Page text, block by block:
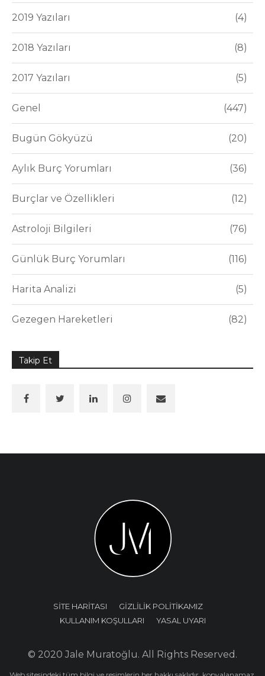
2019 Yazıları 4
2018 Yazıları 8
2017 Yazıları 5
Genel 447
Bugün Gökyüzü 20
Aylık Burç Yorumları 36
Burçlar ve Özellikleri 12
Astroloji Bilgileri 76
Günlük Burç Yorumları 116
Harita Analizi 5
Gezegen Hareketleri 82
Takip Et
SİTE HARİTASI
GİZLİLİK POLİTİKAMIZ
KULLANIM KOŞULLARI
YASAL UYARI
© 2020 Jale Muratoğlu. All Rights Reserved.